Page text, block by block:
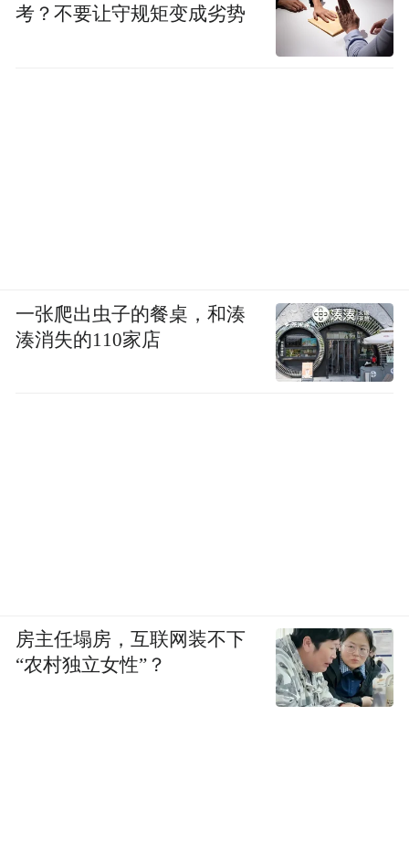
考？不要让守规矩变成劣势
一张爬出虫子的餐桌，和湊
湊消失的110家店
房主任塌房，互联网装不下
“农村独立女性”？